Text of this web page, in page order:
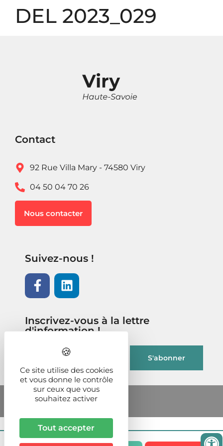
DEL 2023_029
Contact
92 Rue Villa Mary - 74580 Viry
04 50 04 70 26
Nous contacter
Suivez-nous !
Inscrivez-vous à la lettre
d'information !
Ce site utilise des cookies
et vous donne le contrôle
sur ceux que vous
souhaitez activer
Tout accepter